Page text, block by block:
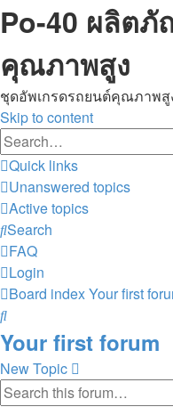
Po-40 ผลิต
คุณภาพสูง
ชุดอัพเกรดรถยนต์คุณภาพ
Skip to content
Quick links
Unanswered topics
Active topics
Search
FAQ
Login
Board indexYour first
Search
Your first forum
New Topic